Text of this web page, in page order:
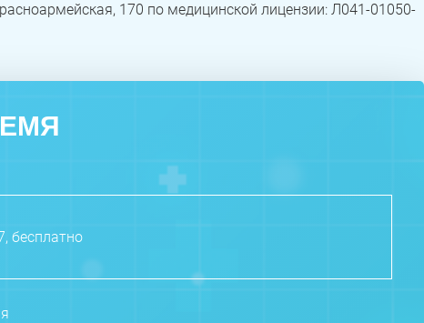
170 по медицинской лицензии: Л041-01050-
бесплатно